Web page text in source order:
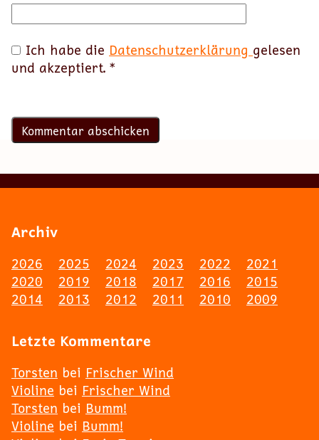
Ich habe die Datenschutzerklärung gelesen
und akzeptiert. *
Archiv
2026 2025 2024 2023 2022
2021
2020
2019 2018 2017 2016
2015
2014
2013 2012 2011 2010 2009
Letzte Kommentare
Torsten bei Frischer Wind
Violine bei Frischer Wind
Torsten bei Bumm!
Violine bei Bumm!